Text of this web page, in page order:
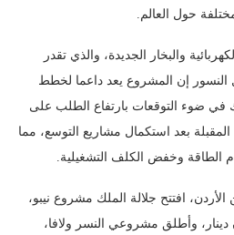
حول العالم.
والبخار الجديدة، والذي تقدر
دينار، قال النسور إن المشروع يعد داعما لخطط
في ضوء التوقعات بارتفاع الطلب على
المقبلة بعد استكمال مشاريع التوسع، مما
الطاقة وخفض الكلف التشغيلية.
افتتح جلالة الملك مشروع نيبو،
يقارب 40 مليون دينار، وأطلق مشروعي النسر ولافا،